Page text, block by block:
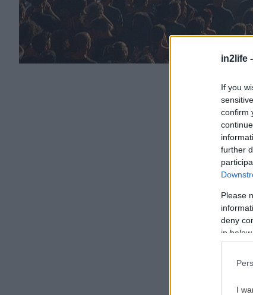
in2life -
If you
confirm
further
Please
deny
in
I